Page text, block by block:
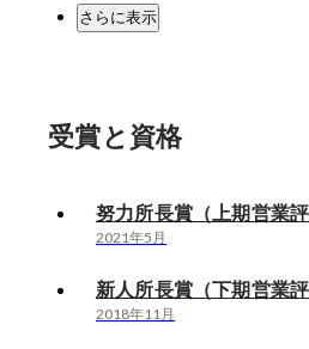
さらに表示
受賞と資格
努力所長賞（上期営業
2021年5月
新人所長賞（下期営業評
2018年11月